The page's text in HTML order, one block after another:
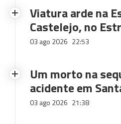
Viatura arde na
Castelejo, no
03 ago 2026 22:53
Um morto na
acidente em
03 ago 2026 21:38